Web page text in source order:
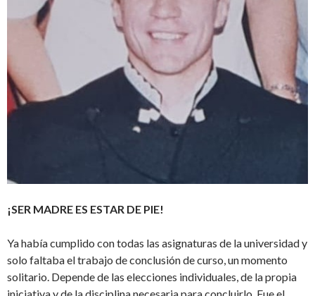
¡SER MADRE ES ESTAR DE PIE!
Ya había cumplido con todas las asignaturas de la universidad y
solo faltaba el trabajo de conclusión de curso, un momento
solitario. Depende de las elecciones individuales, de la propia